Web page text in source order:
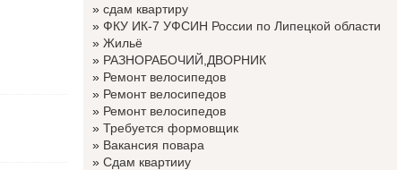
» сдам квартиру
» ФКУ ИК-7 УФСИН России по Липецкой области
» Жильё
» РАЗНОРАБОЧИЙ,ДВОРНИК
» Ремонт велосипедов
» Ремонт велосипедов
» Ремонт велосипедов
» Требуется формовщик
» Вакансия повара
» Сдам квартииу